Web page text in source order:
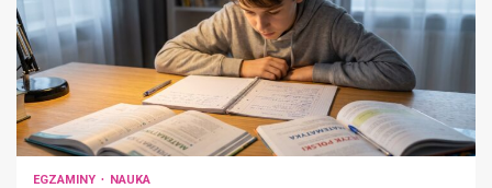
EGZAMINY NAUKA